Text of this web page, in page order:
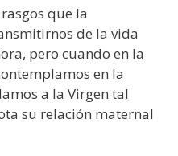
que la
de la vida
pero cuando en la
en la
a la Virgen tal
su relación maternal